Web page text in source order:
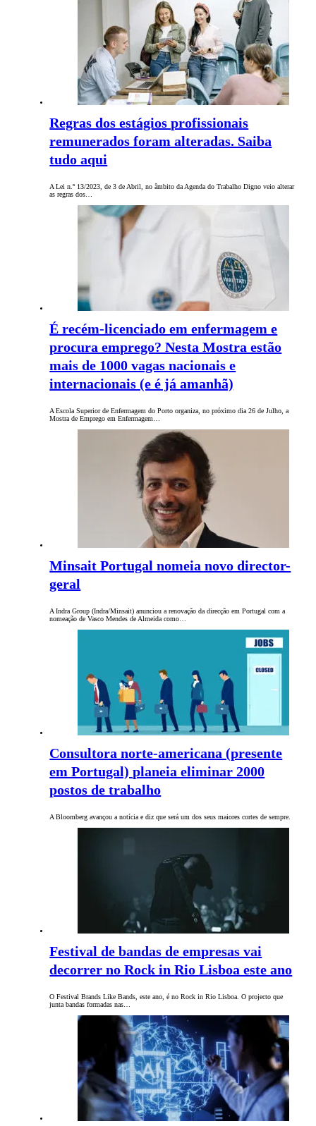
Regras dos estágios profissionais
remunerados foram alteradas. Saiba
tudo aqui
A Lei n.º 13/2023, de 3 de Abril, no âmbito da Agenda do Trabalho Digno veio alterar
as regras dos…
É recém-licenciado em enfermagem e
procura emprego? Nesta Mostra estão
mais de 1000 vagas nacionais e
internacionais (e é já amanhã)
A Escola Superior de Enfermagem do Porto organiza, no próximo dia 26 de Julho, a
Mostra de Emprego em Enfermagem…
Minsait Portugal nomeia novo director-
geral
A Indra Group (Indra/Minsait) anunciou a renovação da direcção em Portugal com a
nomeação de Vasco Mendes de Almeida como…
Consultora norte-americana (presente
em Portugal) planeia eliminar 2000
postos de trabalho
A Bloomberg avançou a notícia e diz que será um dos seus maiores cortes de sempre.
Festival de bandas de empresas vai
decorrer no Rock in Rio Lisboa este ano
O Festival Brands Like Bands, este ano, é no Rock in Rio Lisboa. O projecto que
junta bandas formadas nas…